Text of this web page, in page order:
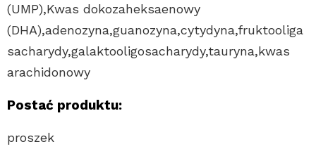
(UMP),Kwas dokozaheksaenowy
(DHA),adenozyna,guanozyna,cytydyna,fruktooliga
sacharydy,galaktooligosacharydy,tauryna,kwas
arachidonowy
Postać produktu:
proszek